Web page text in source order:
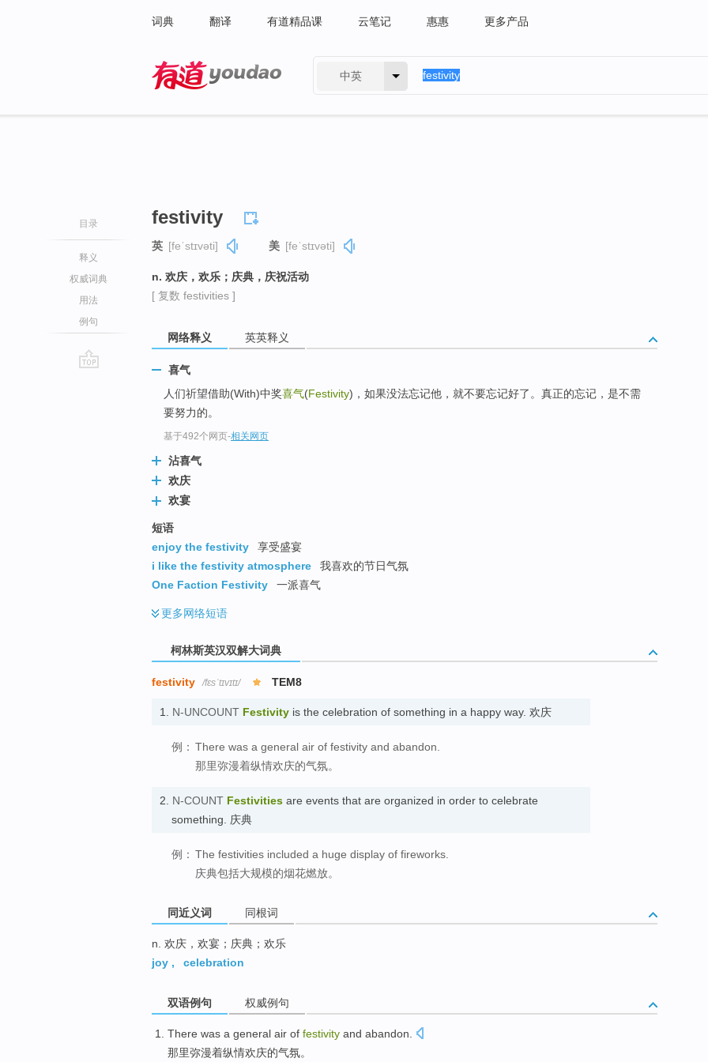
词典 翻译 有道精品课 云笔记 惠惠 更多产品
中英
目录
释义
权威词典
用法
例句
festivity
英 [feˈstɪvəti] 美 [feˈstɪvəti]
n. 欢庆，欢乐；庆典，庆祝活动
[ 复数 festivities ]
网络释义 英英释义
喜气
人们祈望借助(With)中奖喜气(Festivity)，如果没法忘记他，就不要忘记好了。真正的忘记，是不需
要努力的。
基于492个网页-相关网页
沾喜气
欢庆
欢宴
短语
enjoy the festivity
享受盛宴
i like the festivity atmosphere
我喜欢的节日气氛
One Faction Festivity
一派喜气
更多网络短语
柯林斯英汉双解大词典
festivity /fɛsˈtɪvɪtɪ/ TEM8
1. N-UNCOUNT Festivity is the celebration of something in a happy way. 欢庆
例： There was a general air of festivity and abandon.
那里弥漫着纵情欢庆的气氛。
2. N-COUNT Festivities are events that are organized in order to celebrate
something. 庆典
例： The festivities included a huge display of fireworks.
庆典包括大规模的烟花燃放。
同近义词 同根词
n. 欢庆，欢宴；庆典；欢乐
joy , celebration
双语例句 权威例句
There was a general air of festivity and abandon.
那里弥漫着纵情欢庆的气氛。